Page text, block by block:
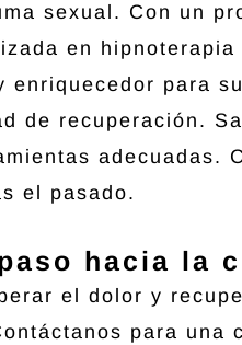
sexual. Con un
en
enriquecedor para
de recuperación.
adecuadas.
el pasado.
hacia la
el dolor y
para una